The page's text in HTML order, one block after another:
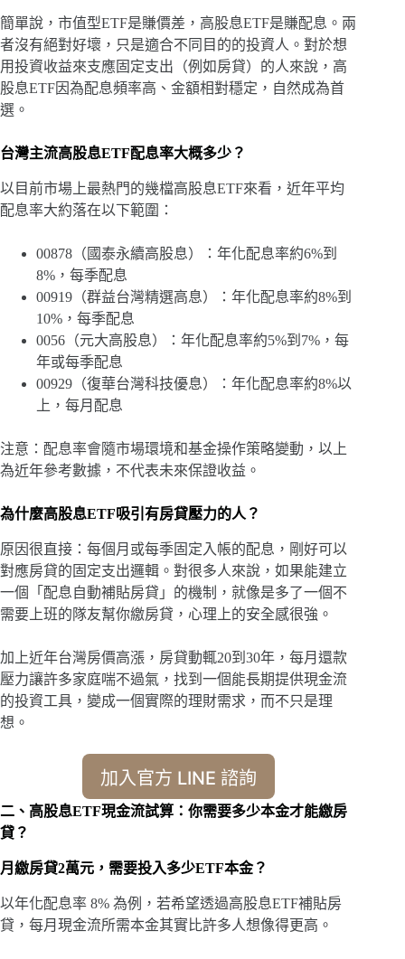
簡單說，市值型ETF是賺價差，高股息ETF是賺配息。兩
者沒有絕對好壞，只是適合不同目的的投資人。對於想
用投資收益來支應固定支出（例如房貸）的人來說，高
股息ETF因為配息頻率高、金額相對穩定，自然成為首
選。
台灣主流高股息ETF配息率大概多少？
以目前市場上最熱門的幾檔高股息ETF來看，近年平均
配息率大約落在以下範圍：
00878（國泰永續高股息）：年化配息率約6%到
8%，每季配息
00919（群益台灣精選高息）：年化配息率約8%到
10%，每季配息
0056（元大高股息）：年化配息率約5%到7%，每
年或每季配息
00929（復華台灣科技優息）：年化配息率約8%以
上，每月配息
注意：配息率會隨市場環境和基金操作策略變動，以上
為近年參考數據，不代表未來保證收益。
為什麼高股息ETF吸引有房貸壓力的人？
原因很直接：每個月或每季固定入帳的配息，剛好可以
對應房貸的固定支出邏輯。對很多人來說，如果能建立
一個「配息自動補貼房貸」的機制，就像是多了一個不
需要上班的隊友幫你繳房貸，心理上的安全感很強。
加上近年台灣房價高漲，房貸動輒20到30年，每月還款
壓力讓許多家庭喘不過氣，找到一個能長期提供現金流
的投資工具，變成一個實際的理財需求，而不只是理
想。
加入官方 LINE 諮詢
二、高股息ETF現金流試算：你需要多少本金才能繳房
貸？
月繳房貸2萬元，需要投入多少ETF本金？
以年化配息率 8% 為例，若希望透過高股息ETF補貼房
貸，每月現金流所需本金其實比許多人想像得更高。